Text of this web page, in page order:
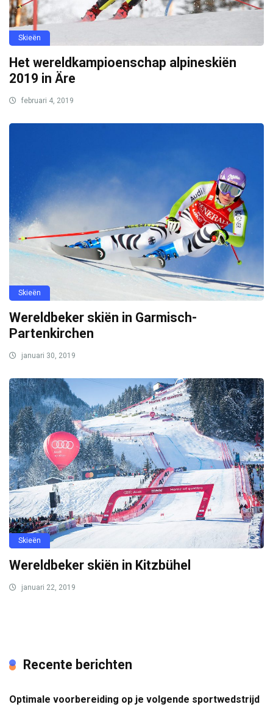
Skieën
Het wereldkampioenschap alpineskiën
2019 in Äre
februari 4, 2019
Skieën
Wereldbeker skiën in Garmisch-
Partenkirchen
januari 30, 2019
Skieën
Wereldbeker skiën in Kitzbühel
januari 22, 2019
Recente berichten
Optimale voorbereiding op je volgende sportwedstrijd